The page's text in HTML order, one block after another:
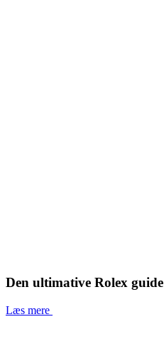
Den ultimative Rolex guide
Læs mere